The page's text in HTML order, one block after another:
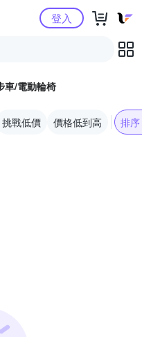
購物中心登入
車/電動輪椅
挑戰低價 價格低到高 排序